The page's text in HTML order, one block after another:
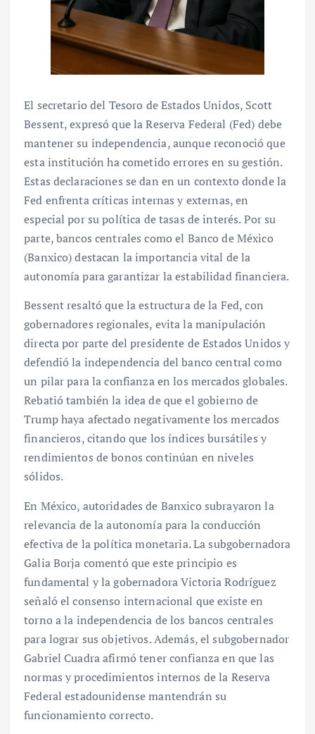
El secretario del Tesoro de Estados Unidos, Scott
Bessent, expresó que la Reserva Federal (Fed) debe
mantener su independencia, aunque reconoció que
esta institución ha cometido errores en su gestión.
Estas declaraciones se dan en un contexto donde la
Fed enfrenta críticas internas y externas, en
especial por su política de tasas de interés. Por su
parte, bancos centrales como el Banco de México
(Banxico) destacan la importancia vital de la
autonomía para garantizar la estabilidad financiera.
Bessent resaltó que la estructura de la Fed, con
gobernadores regionales, evita la manipulación
directa por parte del presidente de Estados Unidos y
defendió la independencia del banco central como
un pilar para la confianza en los mercados globales.
Rebatió también la idea de que el gobierno de
Trump haya afectado negativamente los mercados
financieros, citando que los índices bursátiles y
rendimientos de bonos continúan en niveles
sólidos.
En México, autoridades de Banxico subrayaron la
relevancia de la autonomía para la conducción
efectiva de la política monetaria. La subgobernadora
Galia Borja comentó que este principio es
fundamental y la gobernadora Victoria Rodríguez
señaló el consenso internacional que existe en
torno a la independencia de los bancos centrales
para lograr sus objetivos. Además, el subgobernador
Gabriel Cuadra afirmó tener confianza en que las
normas y procedimientos internos de la Reserva
Federal estadounidense mantendrán su
funcionamiento correcto.